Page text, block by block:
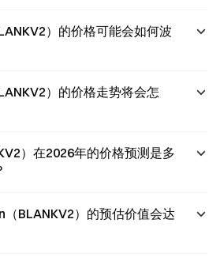
）的价格可能会如何波
）的价格走势将会怎
）在2026年的价格预测是多
BLANKV2）的预估价值会达